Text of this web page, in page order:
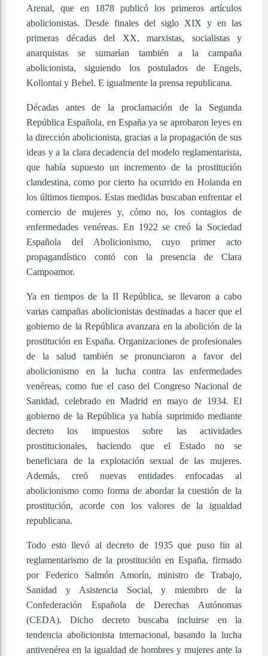
Arenal, que en 1878 publicó los primeros artículos
abolicionistas. Desde finales del siglo XIX y en las
primeras décadas del XX, marxistas, socialistas y
anarquistas se sumarían también a la campaña
abolicionista, siguiendo los postulados de Engels,
Kollontai y Bebel. E igualmente la prensa republicana.
Décadas antes de la proclamación de la Segunda
República Española, en España ya se aprobaron leyes en
la dirección abolicionista, gracias a la propagación de sus
ideas y a la clara decadencia del modelo reglamentarista,
que había supuesto un incremento de la prostitución
clandestina, como por cierto ha ocurrido en Holanda en
los últimos tiempos. Estas medidas buscaban enfrentar el
comercio de mujeres y, cómo no, los contagios de
enfermedades venéreas. En 1922 se creó la Sociedad
Española del Abolicionismo, cuyo primer acto
propagandístico contó con la presencia de Clara
Campoamor.
Ya en tiempos de la II República, se llevaron a cabo
varias campañas abolicionistas destinadas a hacer que el
gobierno de la República avanzara en la abolición de la
prostitución en España. Organizaciones de profesionales
de la salud también se pronunciaron a favor del
abolicionismo en la lucha contra las enfermedades
venéreas, como fue el caso del Congreso Nacional de
Sanidad, celebrado en Madrid en mayo de 1934. El
gobierno de la República ya había suprimido mediante
decreto los impuestos sobre las actividades
prostitucionales, haciendo que el Estado no se
beneficiara de la explotación sexual de las mujeres.
Además, creó nuevas entidades enfocadas al
abolicionismo como forma de abordar la cuestión de la
prostitución, acorde con los valores de la igualdad
republicana.
Todo esto llevó al decreto de 1935 que puso fin al
reglamentarismo de la prostitución en España, firmado
por Federico Salmón Amorín, ministro de Trabajo,
Sanidad y Asistencia Social, y miembro de la
Confederación Española de Derechas Autónomas
(CEDA). Dicho decreto buscaba incluirse en la
tendencia abolicionista internacional, basando la lucha
antivenérea en la igualdad de hombres y mujeres ante la